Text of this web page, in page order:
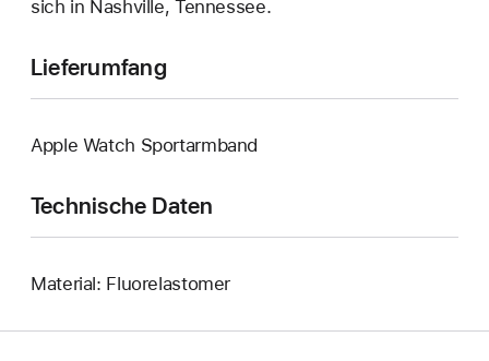
sich in Nashville, Tennessee.
Lieferumfang
Apple Watch Sportarmband
Technische Daten
Material: Fluorelastomer